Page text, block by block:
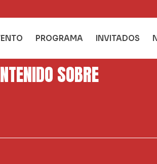
PROGRAMA INVITADOS
SOBRE